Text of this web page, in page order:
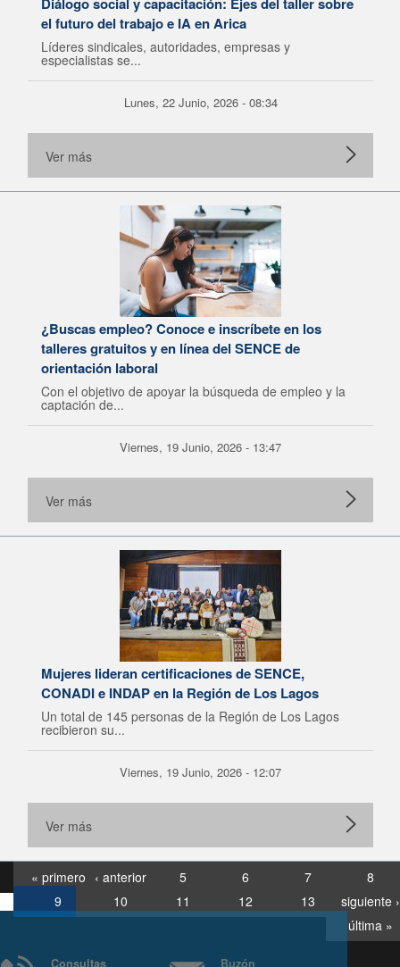
el futuro del trabajo e IA en Arica
Líderes sindicales, autoridades, empresas y
especialistas se...
Lunes, 22 Junio, 2026 - 08:34
Ver más
¿Buscas empleo? Conoce e inscríbete en los
talleres gratuitos y en línea del SENCE de
orientación laboral
Con el objetivo de apoyar la búsqueda de empleo y la
captación de...
Viernes, 19 Junio, 2026 - 13:47
Ver más
Mujeres lideran certificaciones de SENCE,
CONADI e INDAP en la Región de Los Lagos
Un total de 145 personas de la Región de Los Lagos
recibieron su...
Viernes, 19 Junio, 2026 - 12:07
Ver más
« primero ‹ anterior 5 6 7
8
9
10 11 12 13
siguiente ›
última »
Consultas